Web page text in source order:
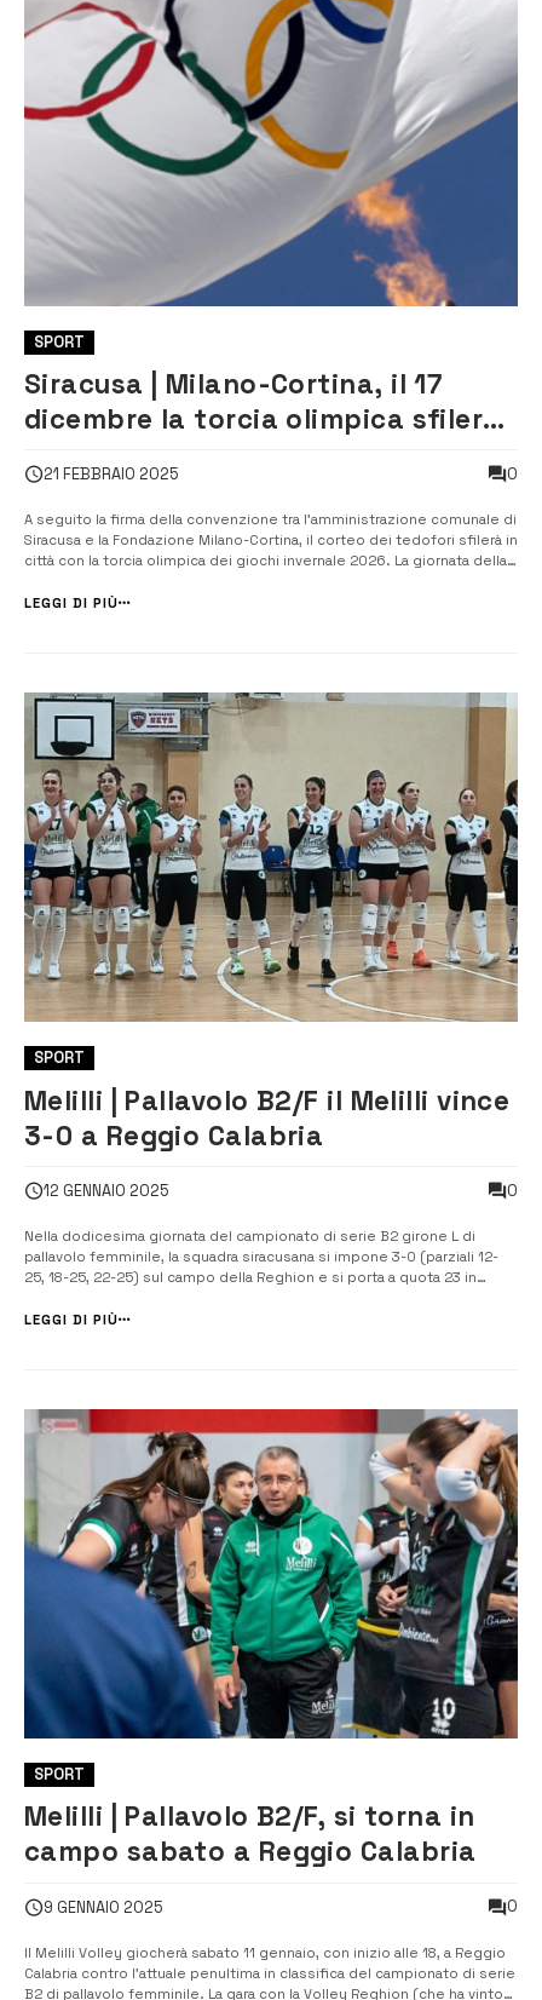
SPORT
Siracusa | Milano-Cortina, il 17
dicembre la torcia olimpica sfilerà
21 FEBBRAIO 2025 0
A seguito la firma della convenzione tra l’amministrazione comunale di
Siracusa e la Fondazione Milano-Cortina, il corteo dei tedofori sfilerà in
città con la torcia olimpica dei giochi invernale 2026. La giornata della
manifestazioni collaterali, soprattutto a carattere...
LEGGI DI PIÙ
SPORT
Melilli | Pallavolo B2/F il Melilli vince
3-0 a Reggio Calabria
12 GENNAIO 2025 0
Nella dodicesima giornata del campionato di serie B2 girone L di
pallavolo femminile, la squadra siracusana si impone 3-0 (parziali 12-
25, 18-25, 22-25) sul campo della Reghion e si porta a quota 23 in
starting six, con Minervini in regia, Mancino e Monzio Compagnoni al
LEGGI DI PIÙ
SPORT
Melilli | Pallavolo B2/F, si torna in
campo sabato a Reggio Calabria
9 GENNAIO 2025 0
Il Melilli Volley giocherà sabato 11 gennaio, con inizio alle 18, a Reggio
Calabria contro l’attuale penultima in classifica del campionato di serie
B2 di pallavolo femminile. La gara con la Volley Reghion (che ha vinto